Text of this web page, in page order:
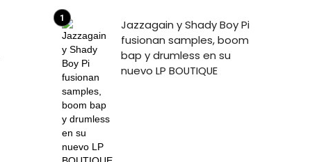
Jazzagain y Shady Boy Pi
fusionan samples, boom
bap y drumless en su
nuevo LP BOUTIQUE